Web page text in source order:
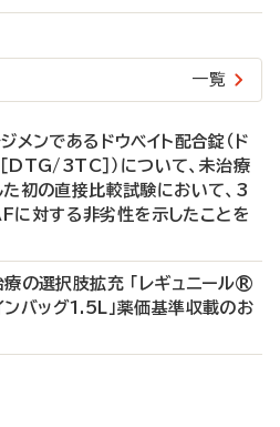
一覧
メンであるドウベイト配合錠（ド
DTG/3TC］）について、未治療
初の直接比較試験において、3
対する非劣性を示したことを
の選択肢拡充 「レギュニール®
バッグ1.5L」薬価基準収載のお